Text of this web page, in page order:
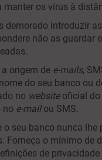
manter os vírus à
demorado introduzir
não as guardar
origem de e-mails,
do seu banco ou
no websiteoficial do
no e-mailou SMS.
o seu banco nunca
Forneça o mínimo de
de